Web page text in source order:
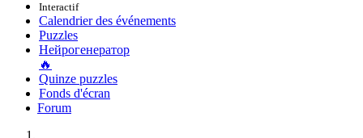
Interactif
Calendrier des événements
Puzzles
Нейрогенератор
🔥
Quinze puzzles
Fonds d'écran
Forum